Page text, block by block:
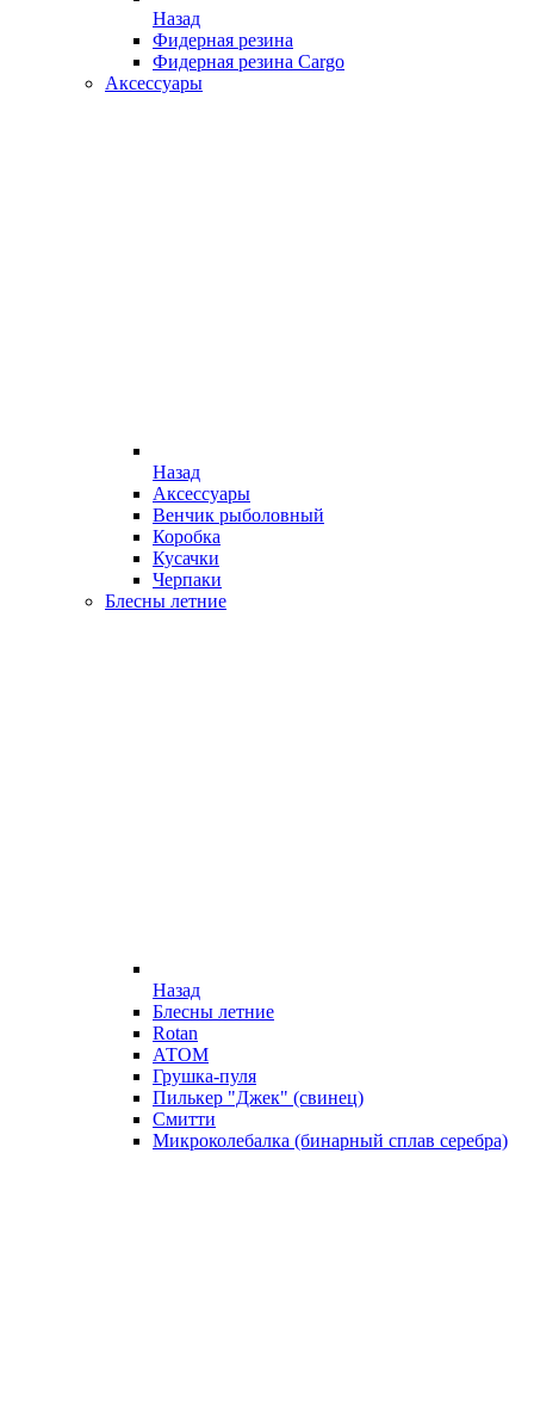
Назад
Фидерная резина
Фидерная резина Cargo
Аксессуары
Назад
Аксессуары
Венчик рыболовный
Коробка
Кусачки
Черпаки
Блесны летние
Назад
Блесны летние
Rotan
АТОМ
Грушка-пуля
Пилькер "Джек" (свинец)
Смитти
Микроколебалка (бинарный сплав серебра)